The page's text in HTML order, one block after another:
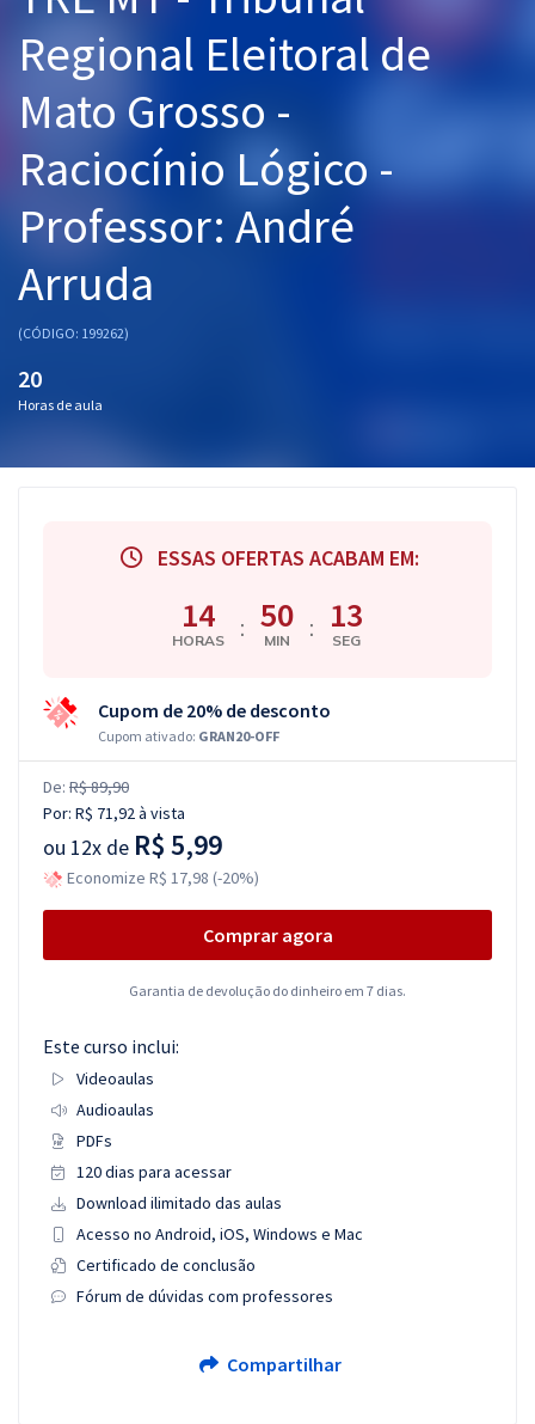
Graduação
Mentorias
Questões grátis
Conteúdo gratuito
Blog
Aprovados
Regional Eleitoral de
Mato Grosso -
Raciocínio Lógico -
Professor: André
Arruda
(CÓDIGO: 199262)
20
Horas de aula
ESSAS OFERTAS ACABAM EM:
14
HORAS : 50
MIN : 12
SEG
Cupom de 20% de desconto
Cupom ativado: GRAN20-OFF
De: R$ 89,90
Por: R$ 71,92à vista
ou 12x de R$ 5,99
Economize R$ 17,98 (-20%)
Comprar agora
Garantia de devolução do dinheiro em 7 dias.
Este curso inclui:
Videoaulas
Audioaulas
PDFs
120 dias para acessar
Download ilimitado das aulas
Acesso no Android, iOS, Windows e Mac
Certificado de conclusão
Fórum de dúvidas com professores
Compartilhar